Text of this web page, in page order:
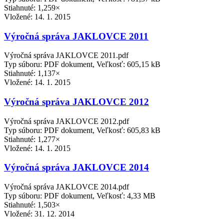
Stiahnuté: 1,259×
Vložené: 14. 1. 2015
Výročná správa JAKLOVCE 2011
Výročná správa JAKLOVCE 2011.pdf
Typ súboru: PDF dokument, Veľkosť: 605,15 kB
Stiahnuté: 1,137×
Vložené: 14. 1. 2015
Výročná správa JAKLOVCE 2012
Výročná správa JAKLOVCE 2012.pdf
Typ súboru: PDF dokument, Veľkosť: 605,83 kB
Stiahnuté: 1,277×
Vložené: 14. 1. 2015
Výročná správa JAKLOVCE 2014
Výročná správa JAKLOVCE 2014.pdf
Typ súboru: PDF dokument, Veľkosť: 4,33 MB
Stiahnuté: 1,503×
Vložené: 31. 12. 2014